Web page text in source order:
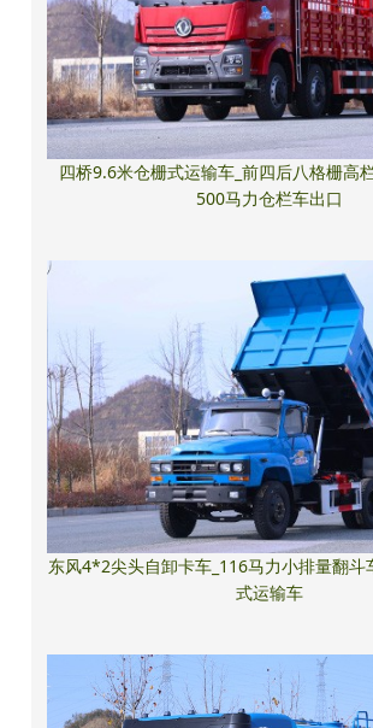
四桥9.6米仓栅式运输车_前四后八格栅高
500马力仓栏车出口
东风4*2尖头自卸卡车_116马力小排量翻斗
式运输车